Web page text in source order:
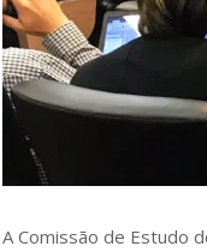
A Comissão de Estudo